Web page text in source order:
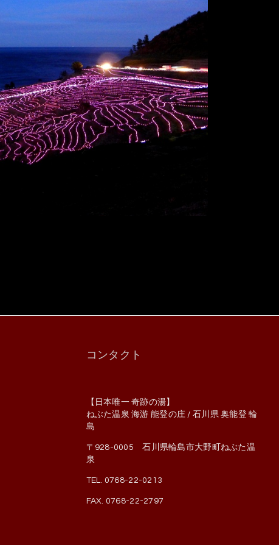
コンタクト
【日本唯一 奇跡の湯】
ねぶた温泉 海游 能登の庄 / 石川県 奥能登 輪
島
〒928-0005 石川県輪島市大野町ねぶた温
泉
TEL. 0768-22-0213
FAX. 0768-22-2797